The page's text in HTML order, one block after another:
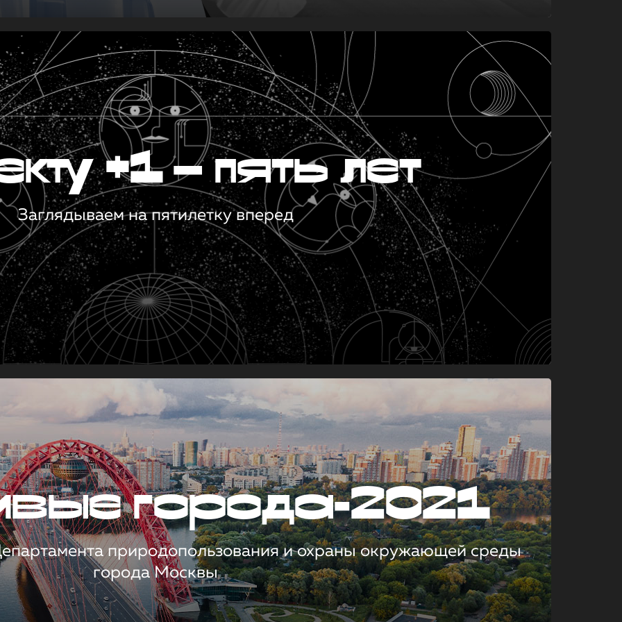
+1 — пять лет
Заглядываем на пятилетку вперед
города-2021
природопользования и охраны окружающей среды
города Москвы